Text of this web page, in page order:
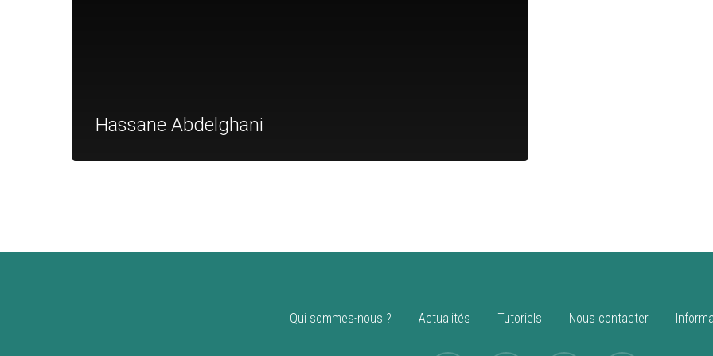
Hassane Abdelghani
Qui sommes-nous ? Actualités Tutoriels Nous contacter